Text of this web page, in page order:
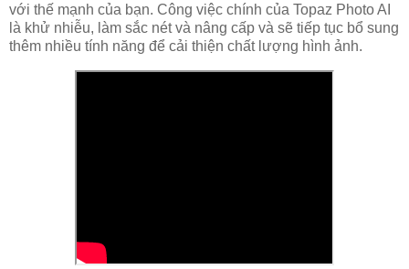
với thế mạnh của bạn. Công việc chính của Topaz Photo AI
là khử nhiễu, làm sắc nét và nâng cấp và sẽ tiếp tục bổ sung
thêm nhiều tính năng để cải thiện chất lượng hình ảnh.